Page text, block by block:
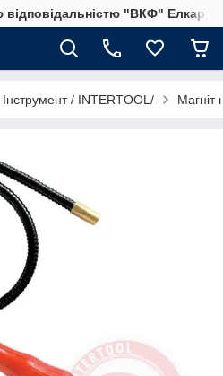
"ВКФ" Елкар"
Інструмент / INTERTOOL/ Магніт